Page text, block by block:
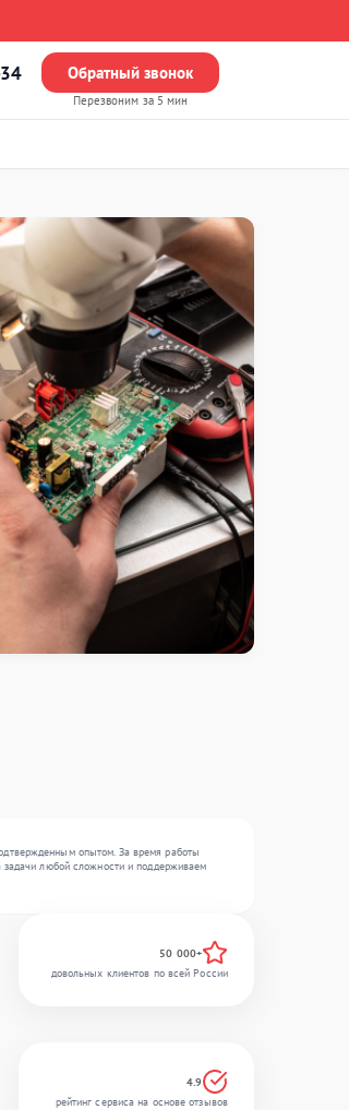
Обратный звонок
Перезвоним за 5 мин
опытом. За время работы
любой сложности и поддерживаем
50 000+
довольных клиентов по всей России
4.9
рейтинг сервиса на основе отзывов